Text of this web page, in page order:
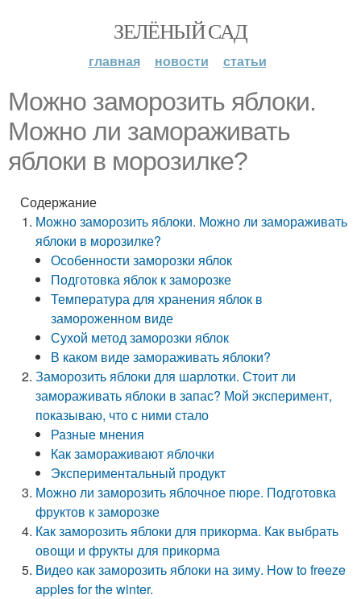
ЗЕЛЁНЫЙ САД
главная новости статьи
Можно заморозить яблоки.
Можно ли замораживать
яблоки в морозилке?
Содержание
Можно заморозить яблоки. Можно ли замораживать
яблоки в морозилке?
Особенности заморозки яблок
Подготовка яблок к заморозке
Температура для хранения яблок в
замороженном виде
Сухой метод заморозки яблок
В каком виде замораживать яблоки?
Заморозить яблоки для шарлотки. Стоит ли
замораживать яблоки в запас? Мой эксперимент,
показываю, что с ними стало
Разные мнения
Как замораживают яблочки
Экспериментальный продукт
Можно ли заморозить яблочное пюре. Подготовка
фруктов к заморозке
Как заморозить яблоки для прикорма. Как выбрать
овощи и фрукты для прикорма
Видео как заморозить яблоки на зиму. How to freeze
apples for the winter.